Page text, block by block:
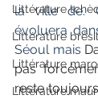
Littérature
Littérature
Littérature
Littérature
la ville de.
évoluera
Séoul mais
pas
reste